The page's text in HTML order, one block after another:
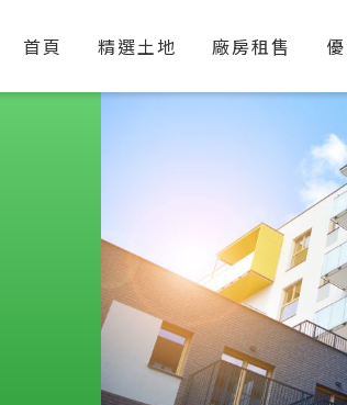
首頁 精選土地 廠房租售